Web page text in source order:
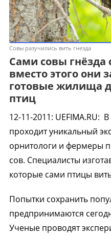
Cовы разучились вить гнезда
Сами совы гнёзда
вместо этого они
готовые жилища
птиц
12-11-2011: UEFIMA.RU: В
проходит уникальный
орнитологи и фермеры
сов. Специалисты
которые сами птицы
Попытки сохранить
предпринимаются
Ученые проводят